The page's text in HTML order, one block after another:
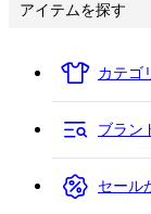
アイテムを探す
カテゴ
ブラン
セール